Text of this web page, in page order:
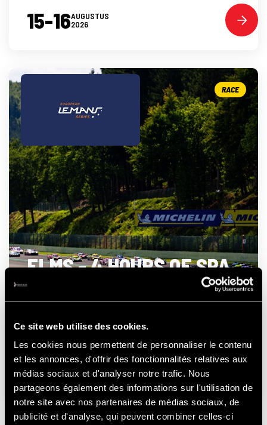
Ce site web utilise des cookies.
Les cookies nous permettent de personnaliser le contenu
et les annonces, d'offrir des fonctionnalités relatives aux
médias sociaux et d'analyser notre trafic. Nous
partageons également des informations sur l'utilisation de
notre site avec nos partenaires de médias sociaux, de
publicité et d'analyse, qui peuvent combiner celles-ci
15-16AUGUSTUS
2026
ELMS - 4 HOURS OF SPA
- FRANCORCHAMPS
RACE
21-22-23 AUGUSTUS
2026